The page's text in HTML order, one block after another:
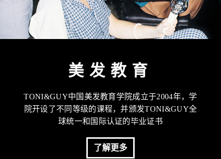
美发教育
TONI&GUY中国美发教育学院成立于2004年，学
院开设了不同等级的课程，并颁发TONI&GUY全
球统一和国际认证的毕业证书
了解更多